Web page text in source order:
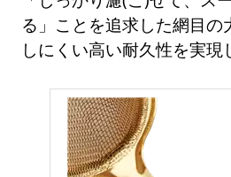
る」ことを追求した網目
しにくい高い耐久性を実現